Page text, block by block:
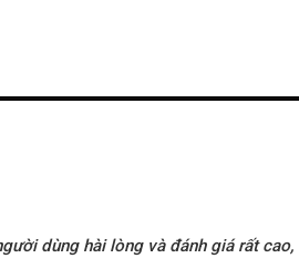
dùng hài lòng và đánh giá rất cao,